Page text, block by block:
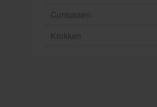
Cursussen
Krukken